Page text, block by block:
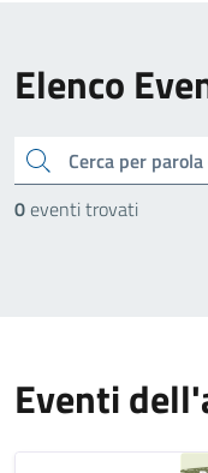
Elenco
cerca
0eventi trovati
Eventi